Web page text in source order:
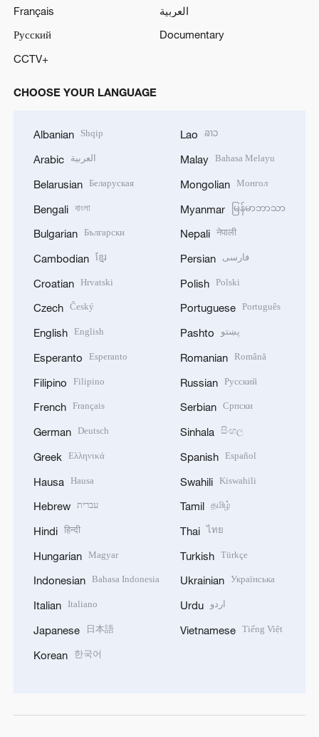
Français
العربية
Русский
Documentary
CCTV+
CHOOSE YOUR LANGUAGE
Albanian Shqip
Arabic العربية
Belarusian Беларуская
Bengali বাংলা
Bulgarian Български
Cambodian ខ្មែរ
Croatian Hrvatski
Czech Český
English English
Esperanto Esperanto
Filipino Filipino
French Français
German Deutsch
Greek Ελληνικά
Hausa Hausa
Hebrew עברית
Hindi हिन्दी
Hungarian Magyar
Indonesian Bahasa Indonesia
Italian Italiano
Japanese 日本語
Korean 한국어
Lao ລາວ
Malay Bahasa Melayu
Mongolian Монгол
Myanmar မြန်မာဘာသာ
Nepali नेपाली
Persian فارسی
Polish Polski
Portuguese Português
Pashto پښتو
Romanian Română
Russian Русский
Serbian Српски
Sinhala සිංහල
Spanish Español
Swahili Kiswahili
Tamil தமிழ்
Thai ไทย
Turkish Türkçe
Ukrainian Українська
Urdu اردو
Vietnamese Tiếng Việt